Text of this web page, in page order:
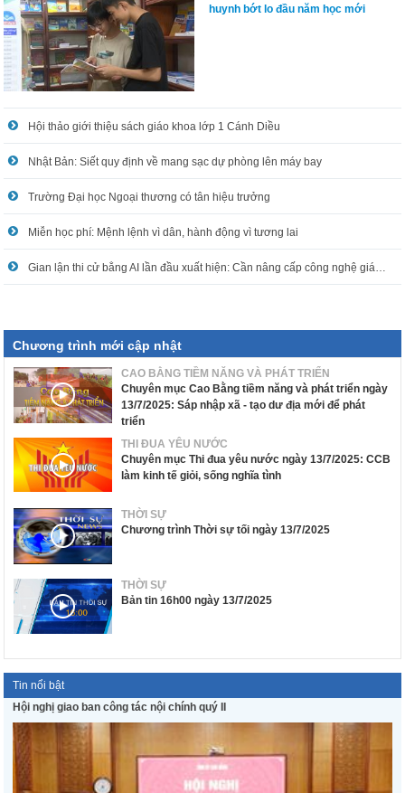
huynh bớt lo đầu năm học mới
Hội thảo giới thiệu sách giáo khoa lớp 1 Cánh Diều
Nhật Bản: Siết quy định về mang sạc dự phòng lên máy bay
Trường Đại học Ngoại thương có tân hiệu trưởng
Miễn học phí: Mệnh lệnh vì dân, hành động vì tương lai
Chương trình mới cập nhật
CAO BẰNG TIỀM NĂNG VÀ PHÁT TRIỂN
Chuyên mục Cao Bằng tiềm năng và phát triển ngày
13/7/2025: Sáp nhập xã - tạo dư địa mới để phát
triển
THI ĐUA YÊU NƯỚC
Chuyên mục Thi đua yêu nước ngày 13/7/2025: CCB
làm kinh tế giỏi, sống nghĩa tình
THỜI SỰ
Chương trình Thời sự tối ngày 13/7/2025
THỜI SỰ
Bản tin 16h00 ngày 13/7/2025
Tin nổi bật
Hội nghị giao ban công tác nội chính quý II